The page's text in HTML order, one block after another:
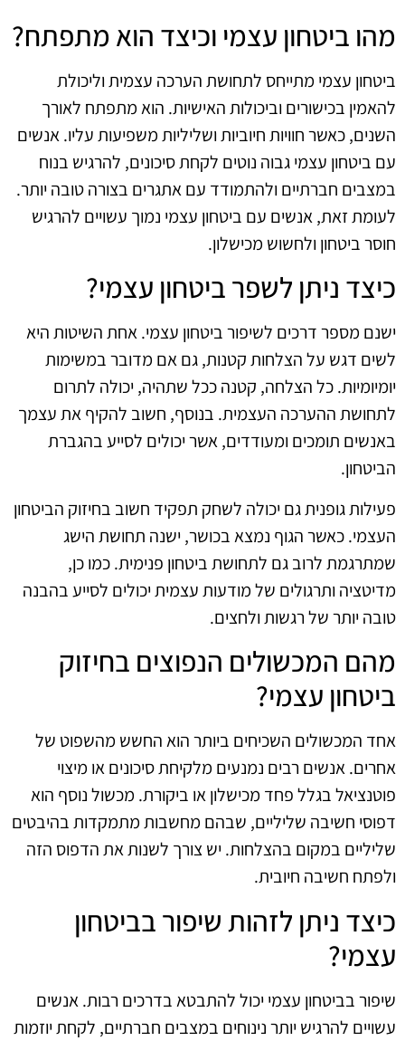
מהו ביטחון עצמי וכיצד הוא מתפתח?
ביטחון עצמי מתייחס לתחושת הערכה עצמית וליכולת
להאמין בכישורים וביכולות האישיות. הוא מתפתח לאורך
השנים, כאשר חוויות חיוביות ושליליות משפיעות עליו. אנשים
עם ביטחון עצמי גבוה נוטים לקחת סיכונים, להרגיש בנוח
במצבים חברתיים ולהתמודד עם אתגרים בצורה טובה יותר.
לעומת זאת, אנשים עם ביטחון עצמי נמוך עשויים להרגיש
חוסר ביטחון ולחשוש מכישלון.
כיצד ניתן לשפר ביטחון עצמי?
ישנם מספר דרכים לשיפור ביטחון עצמי. אחת השיטות היא
לשים דגש על הצלחות קטנות, גם אם מדובר במשימות
יומיומיות. כל הצלחה, קטנה ככל שתהיה, יכולה לתרום
לתחושת ההערכה העצמית. בנוסף, חשוב להקיף את עצמך
באנשים תומכים ומעודדים, אשר יכולים לסייע בהגברת
הביטחון.
פעילות גופנית גם יכולה לשחק תפקיד חשוב בחיזוק הביטחון
העצמי. כאשר הגוף נמצא בכושר, ישנה תחושת הישג
שמתרגמת לרוב גם לתחושת ביטחון פנימית. כמו כן,
מדיטציה ותרגולים של מודעות עצמית יכולים לסייע בהבנה
טובה יותר של רגשות ולחצים.
מהם המכשולים הנפוצים בחיזוק
ביטחון עצמי?
אחד המכשולים השכיחים ביותר הוא החשש מהשפוט של
אחרים. אנשים רבים נמנעים מלקיחת סיכונים או מיצוי
פוטנציאל בגלל פחד מכישלון או ביקורת. מכשול נוסף הוא
דפוסי חשיבה שליליים, שבהם מחשבות מתמקדות בהיבטים
שליליים במקום בהצלחות. יש צורך לשנות את הדפוס הזה
ולפתח חשיבה חיובית.
כיצד ניתן לזהות שיפור בביטחון
עצמי?
שיפור בביטחון עצמי יכול להתבטא בדרכים רבות. אנשים
עשויים להרגיש יותר נינוחים במצבים חברתיים, לקחת יוזמות